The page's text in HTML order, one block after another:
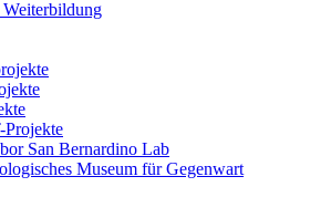
Weiterbildung
San Bernardino Lab
Museum für Gegenwart